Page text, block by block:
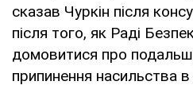
сказав Чуркін після
після того, як Раді
домовитися про
припинення насильства в